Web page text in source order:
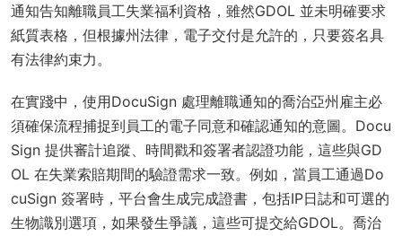
通知告知離職員工失業福利資格，雖然GDOL 並未明確要求
紙質表格，但根據州法律，電子交付是允許的，只要簽名具
有法律約束力。
在實踐中，使用DocuSign 處理離職通知的喬治亞州雇主必
須確保流程捕捉到員工的電子同意和確認通知的意圖。Docu
Sign 提供審計追蹤、時間戳和簽署者認證功能，這些與GD
OL 在失業索賠期間的驗證需求一致。例如，當員工通過Do
cuSign 簽署時，平台會生成完成證書，包括IP日誌和可選的
生物識別選項，如果發生爭議，這些可提交給GDOL。喬治